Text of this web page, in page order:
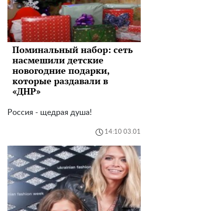
Поминальный набор: сеть
насмешили детские
новогодние подарки,
которые раздавали в
«ДНР»
Россия - щедрая душа!
14:10 03.01